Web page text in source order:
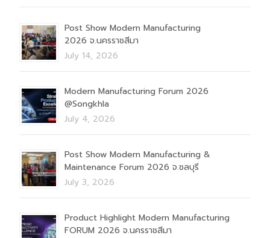
Post Show Modern Manufacturing
2026 จ.นครราชสีมา
July 14, 2026
Modern Manufacturing Forum 2026
@Songkhla
July 4, 2026
Post Show Modern Manufacturing &
Maintenance Forum 2026 จ.ชลบุรี
July 3, 2026
Product Highlight Modern Manufacturing
FORUM 2026 จ.นครราชสีมา